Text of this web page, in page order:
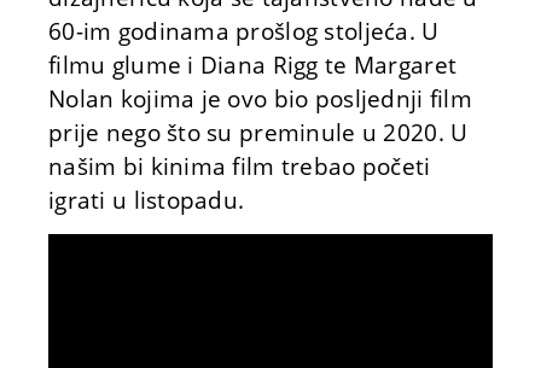
60-im godinama prošlog stoljeća. U
filmu glume i Diana Rigg te Margaret
Nolan kojima je ovo bio posljednji film
prije nego što su preminule u 2020. U
našim bi kinima film trebao početi
igrati u listopadu.